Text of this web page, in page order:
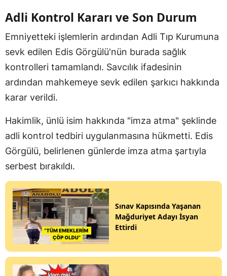
Adli Kontrol Kararı ve Son Durum
Emniyetteki işlemlerin ardından Adli Tıp Kurumuna
sevk edilen Edis Görgülü'nün burada sağlık
kontrolleri tamamlandı. Savcılık ifadesinin
ardından mahkemeye sevk edilen şarkıcı hakkında
karar verildi.
Hakimlik, ünlü isim hakkında "imza atma" şeklinde
adli kontrol tedbiri uygulanmasına hükmetti. Edis
Görgülü, belirlenen günlerde imza atma şartıyla
serbest bırakıldı.
Sınav Kapısında Yaşanan
Mağduriyet Adayı İsyan
Ettirdi